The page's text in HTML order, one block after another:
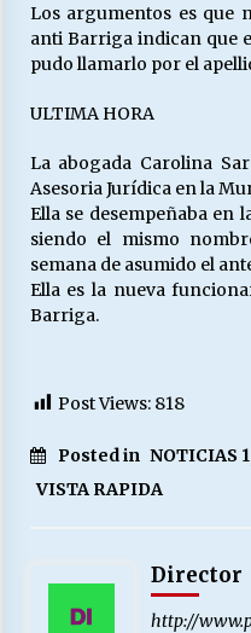
Los argumentos es que
anti Barriga indican que
pudo llamarlo por el
ULTIMA HORA
La abogada Carolina
Asesoria Jurídica en la
Ella se desempeñaba en
siendo el mismo
semana de asumido el
Ella es la nueva
Barriga.
Post Views: 818
Posted in NOTICIAS 1
VISTA RAPIDA
Director
http://